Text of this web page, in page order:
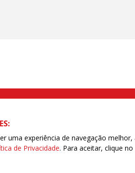
03041-000 Brás, São Paulo/SP | Telefone (11)
uma experiência de navegação
de Privacidade. Para aceitar, clique